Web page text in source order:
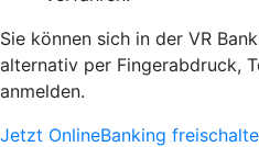
Sie können sich in der VR
alternativ per Fingerabdruck,
anmelden.
Jetzt OnlineBanking